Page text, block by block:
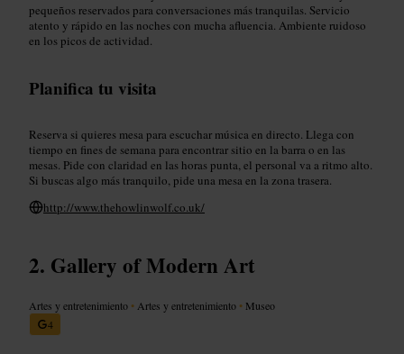
pequeños reservados para conversaciones más tranquilas. Servicio
atento y rápido en las noches con mucha afluencia. Ambiente ruidoso
en los picos de actividad.
Planifica tu visita
Reserva si quieres mesa para escuchar música en directo. Llega con
tiempo en fines de semana para encontrar sitio en la barra o en las
mesas. Pide con claridad en las horas punta, el personal va a ritmo alto.
Si buscas algo más tranquilo, pide una mesa en la zona trasera.
http://www.thehowlinwolf.co.uk/
Gallery of Modern Art
Artes y entretenimiento • Artes y entretenimiento • Museo
4